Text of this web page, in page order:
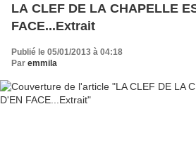
LA CLEF DE LA CHAPELLE
FACE...Extrait
Publié le 05/01/2013 à 04:18
Par emmila